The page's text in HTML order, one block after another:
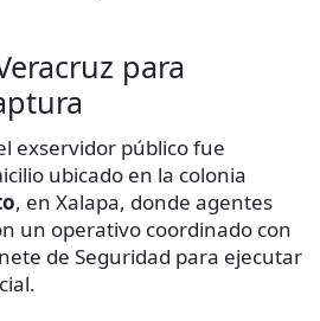
para
exservidor público fue
ubicado en la colonia
, en Xalapa, donde agentes
un operativo coordinado con
de Seguridad para ejecutar